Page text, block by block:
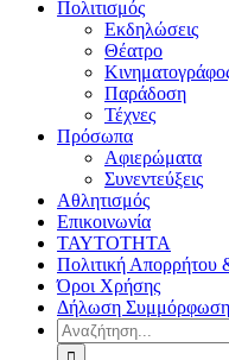
Πολιτισμός
Εκδηλώσεις
Θέατρο
Παράδοση
Τέχνες
Πρόσωπα
Αφιερώματα
Συνεντεύξεις
Αθλητισμός
Επικοινωνία
ΤΑΥΤΟΤΗΤΑ
Πολιτική Απορρήτου
Όροι Χρήσης
Δήλωση
Αναζήτηση
για: